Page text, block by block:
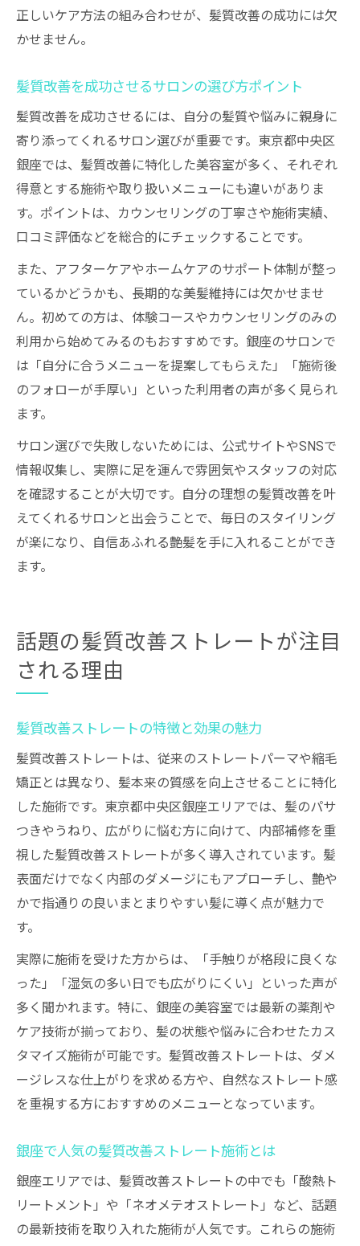
正しいケア方法の組み合わせが、髪質改善の成功には欠
かせません。
髪質改善を成功させるサロンの選び方ポイント
髪質改善を成功させるには、自分の髪質や悩みに親身に
寄り添ってくれるサロン選びが重要です。東京都中央区
銀座では、髪質改善に特化した美容室が多く、それぞれ
得意とする施術や取り扱いメニューにも違いがありま
す。ポイントは、カウンセリングの丁寧さや施術実績、
口コミ評価などを総合的にチェックすることです。
また、アフターケアやホームケアのサポート体制が整っ
ているかどうかも、長期的な美髪維持には欠かせませ
ん。初めての方は、体験コースやカウンセリングのみの
利用から始めてみるのもおすすめです。銀座のサロンで
は「自分に合うメニューを提案してもらえた」「施術後
のフォローが手厚い」といった利用者の声が多く見られ
ます。
サロン選びで失敗しないためには、公式サイトやSNSで
情報収集し、実際に足を運んで雰囲気やスタッフの対応
を確認することが大切です。自分の理想の髪質改善を叶
えてくれるサロンと出会うことで、毎日のスタイリング
が楽になり、自信あふれる艶髪を手に入れることができ
ます。
話題の髪質改善ストレートが注目
される理由
髪質改善ストレートの特徴と効果の魅力
髪質改善ストレートは、従来のストレートパーマや縮毛
矯正とは異なり、髪本来の質感を向上させることに特化
した施術です。東京都中央区銀座エリアでは、髪のパサ
つきやうねり、広がりに悩む方に向けて、内部補修を重
視した髪質改善ストレートが多く導入されています。髪
表面だけでなく内部のダメージにもアプローチし、艶や
かで指通りの良いまとまりやすい髪に導く点が魅力で
す。
実際に施術を受けた方からは、「手触りが格段に良くな
った」「湿気の多い日でも広がりにくい」といった声が
多く聞かれます。特に、銀座の美容室では最新の薬剤や
ケア技術が揃っており、髪の状態や悩みに合わせたカス
タマイズ施術が可能です。髪質改善ストレートは、ダメ
ージレスな仕上がりを求める方や、自然なストレート感
を重視する方におすすめのメニューとなっています。
銀座で人気の髪質改善ストレート施術とは
銀座エリアでは、髪質改善ストレートの中でも「酸熱ト
リートメント」や「ネオメテオストレート」など、話題
の最新技術を取り入れた施術が人気です。これらの施術